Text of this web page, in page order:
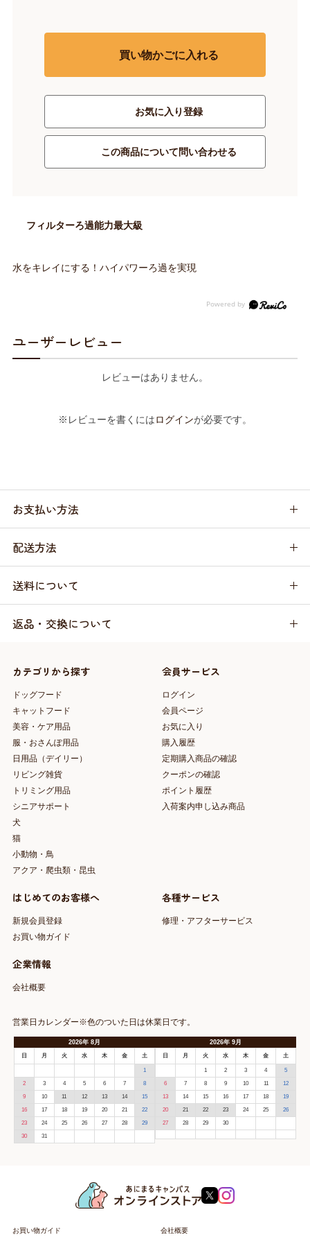
買い物かごに入れる
お気に入り登録
この商品について問い合わせる
フィルターろ過能力最大級
水をキレイにする！ハイパワーろ過を実現
ユーザーレビュー
レビューはありません。
※レビューを書くにはログインが必要です。
お支払い方法
配送方法
送料について
返品・交換について
カテゴリから探す
ドッグフード
キャットフード
美容・ケア用品
服・おさんぽ用品
日用品（デイリー）
リビング雑貨
トリミング用品
シニアサポート
犬
猫
小動物・鳥
アクア・爬虫類・昆虫
会員サービス
ログイン
会員ページ
お気に入り
購入履歴
定期購入商品の確認
クーポンの確認
ポイント履歴
入荷案内申し込み商品
はじめてのお客様へ
新規会員登録
お買い物ガイド
各種サービス
修理・アフターサービス
企業情報
会社概要
営業日カレンダー※色のついた日は休業日です。
2026年 8月
日 月 火 水 木 金 土
1
2 3 4 5 6 7 8
9 10 11 12 13 14 15
16 17 18 19 20 21 22
23 24 25 26 27 28 29
30 31
2026年9月
日 月 火 水 木 金 土
1 2 3 4 5
6 7 8 9 10 11 12
13 14 15 16 17 18 19
20 21 22 23 24 25 26
27 28 29 30
お買い物ガイド 会社概要